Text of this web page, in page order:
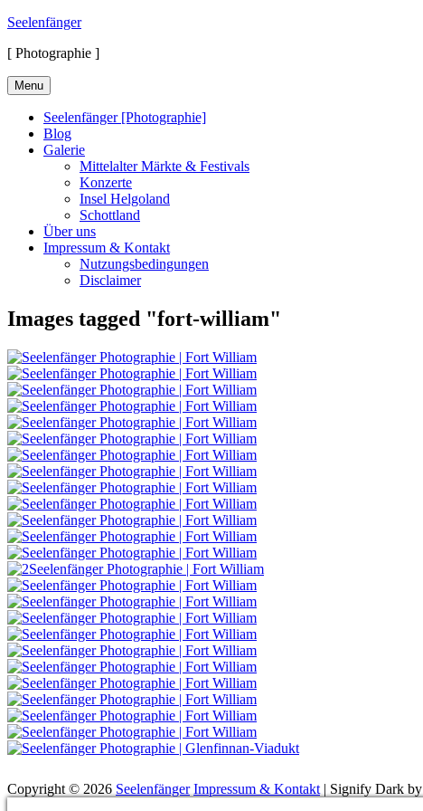
Skip
content
Seelenfänger
[ Photographie ]
Menu
Seelenfänger [Photographie]
Blog
Galerie
Mittelalter Märkte & Festivals
Konzerte
Insel Helgoland
Schottland
Über uns
Impressum & Kontakt
Nutzungsbedingungen
Disclaimer
Images tagged "fort-william"
Copyright © 2026 Seelenfänger Impressum & Kontakt | Signify Dark by
Scroll